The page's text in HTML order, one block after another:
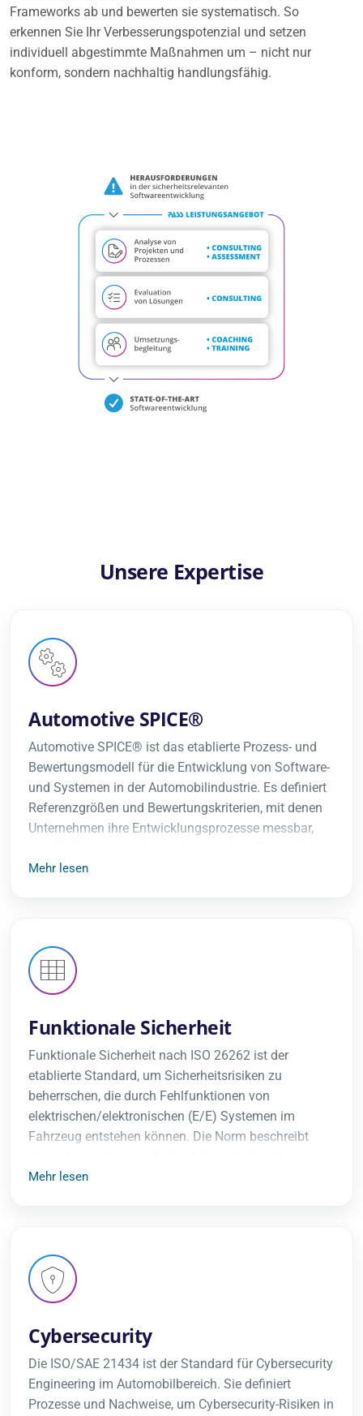
Frameworks ab und bewerten sie systematisch. So
erkennen Sie Ihr Verbesserungspotenzial und setzen
individuell abgestimmte Maßnahmen um – nicht nur
konform, sondern nachhaltig handlungsfähig.
Unsere Expertise
Automotive SPICE®
Automotive SPICE® ist das etablierte Prozess- und
Bewertungsmodell für die Entwicklung von Software-
und Systemen in der Automobilindustrie. Es definiert
Referenzgrößen und Bewertungskriterien, mit denen
Unternehmen ihre Entwicklungsprozesse messbar,
vom Requirements Engineering bis zum Test.
auditierbare Prozesse die Basis für reproduzierbare
Qualität, geringere Projektrisiken und
Lieferantenfähigkeit.
Mehr lesen
Funktionale Sicherheit
Funktionale Sicherheit nach ISO 26262 ist der
etablierte Standard, um Sicherheitsrisiken zu
beherrschen, die durch Fehlfunktionen von
elektrischen/elektronischen (E/E) Systemen im
Fahrzeug entstehen können. Die Norm beschreibt
und Entwicklung über Produktion bis Betrieb und
werden Sicherheitsziele sowie Hardware- und
Softwareanforderungen abgeleitet und anschließend
verifiziert.
Mehr lesen
Cybersecurity
Die ISO/SAE 21434 ist der Standard für Cybersecurity
Engineering im Automobilbereich. Sie definiert
Prozesse und Nachweise, um Cybersecurity-Risiken in